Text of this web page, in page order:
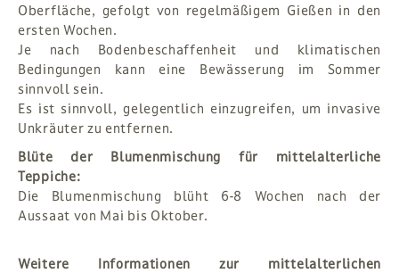
Oberfläche, gefolgt von regelmäßigem Gießen in den
ersten Wochen.
Je nach Bodenbeschaffenheit und klimatischen
Bedingungen kann eine Bewässerung im Sommer
sinnvoll sein.
Es ist sinnvoll, gelegentlich einzugreifen, um invasive
Unkräuter zu entfernen.
Blüte der Blumenmischung für mittelalterliche
Teppiche:
Die Blumenmischung blüht 6-8 Wochen nach der
Aussaat von Mai bis Oktober.
Weitere Informationen zur mittelalterlichen